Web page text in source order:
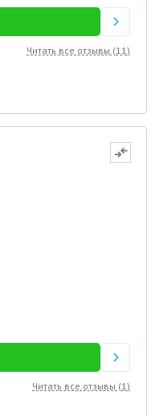
Читать все отзывы (11)
Читать все отзывы (1)